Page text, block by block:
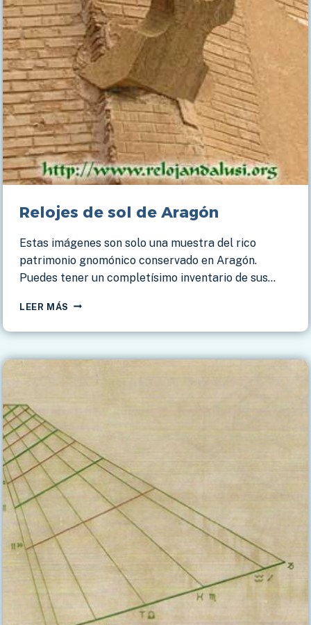
Relojes de sol de Aragón
Estas imágenes son solo una muestra del rico
patrimonio gnomónico conservado en Aragón.
Puedes tener un completísimo inventario de sus…
LEER MÁS RELOJES
SOL
ARAGÓN